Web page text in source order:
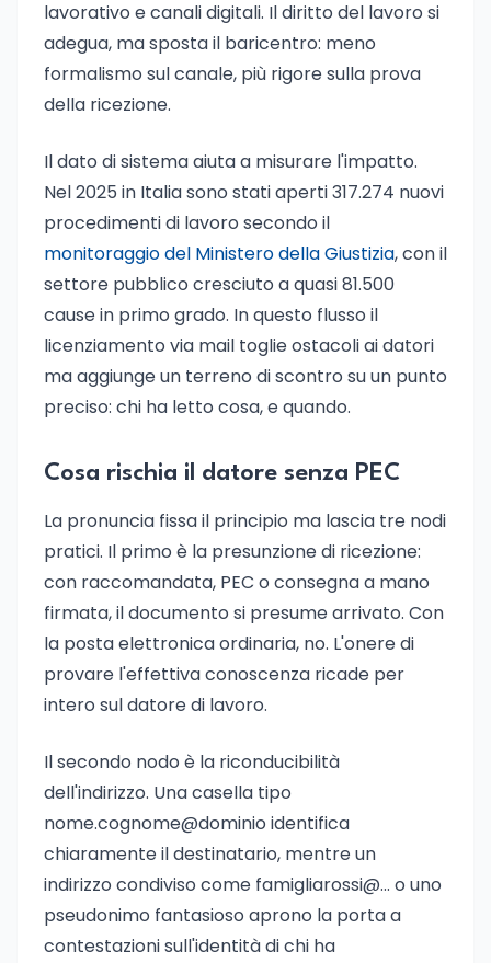
lavorativo e canali digitali. Il diritto del lavoro si
adegua, ma sposta il baricentro: meno
formalismo sul canale, più rigore sulla prova
della ricezione.
Il dato di sistema aiuta a misurare l'impatto.
Nel 2025 in Italia sono stati aperti 317.274 nuovi
procedimenti di lavoro secondo il
monitoraggio del Ministero della Giustizia, con il
settore pubblico cresciuto a quasi 81.500
cause in primo grado. In questo flusso il
licenziamento via mail toglie ostacoli ai datori
ma aggiunge un terreno di scontro su un punto
preciso: chi ha letto cosa, e quando.
Cosa rischia il datore senza PEC
La pronuncia fissa il principio ma lascia tre nodi
pratici. Il primo è la presunzione di ricezione:
con raccomandata, PEC o consegna a mano
firmata, il documento si presume arrivato. Con
la posta elettronica ordinaria, no. L'onere di
provare l'effettiva conoscenza ricade per
intero sul datore di lavoro.
Il secondo nodo è la riconducibilità
dell'indirizzo. Una casella tipo
nome.cognome@dominio identifica
chiaramente il destinatario, mentre un
indirizzo condiviso come famigliarossi@... o uno
pseudonimo fantasioso aprono la porta a
contestazioni sull'identità di chi ha